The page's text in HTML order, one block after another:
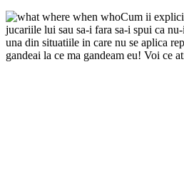
Cum ii
jucariile lui sau sa-i fara sa-i spui ca
una din situatiile in care nu se aplica
gandeai la ce ma gandeam eu! Voi ce